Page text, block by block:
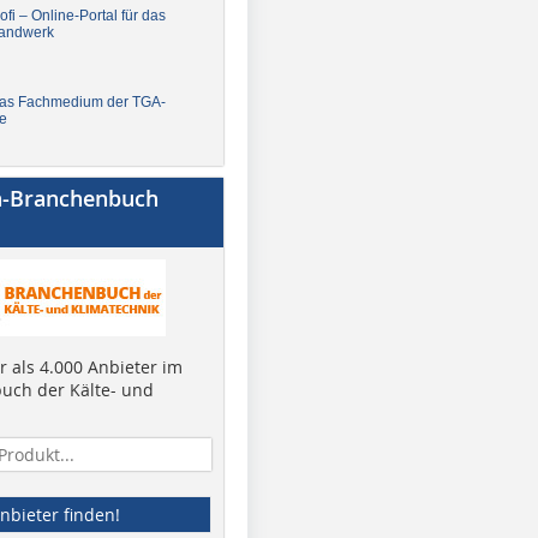
– Online-Portal für das
Fachmedium der TGA-
als 4.000 Anbieter im
der Kälte- und
finden!